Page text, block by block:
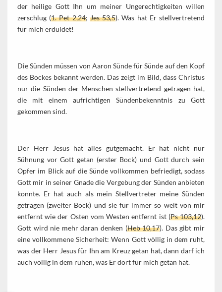
der heilige Gott Ihn um meiner Ungerechtigkeiten willen
zerschlug (1. Pet 2,24; Jes 53,5). Was hat Er stellvertretend
für mich erduldet!
Die Sünden müssen von Aaron Sünde für Sünde auf den Kopf
des Bockes bekannt werden. Das zeigt im Bild, dass Christus
nur die Sünden der Menschen stellvertretend getragen hat,
die mit einem aufrichtigen Sündenbekenntnis zu Gott
gekommen sind.
Der Herr Jesus hat alles gutgemacht. Er hat nicht nur
Sühnung vor Gott getan (erster Bock) und Gott durch sein
Opfer im Blick auf die Sünde vollkommen befriedigt, sodass
Gott mir in seiner Gnade die Vergebung der Sünden anbieten
konnte. Er hat auch als mein Stellvertreter meine Sünden
getragen (zweiter Bock) und sie für immer so weit von mir
entfernt wie der Osten vom Westen entfernt ist (Ps 103,12).
Gott wird nie mehr daran denken (Heb 10,17). Das gibt mir
eine vollkommene Sicherheit: Wenn Gott völlig in dem ruht,
was der Herr Jesus für Ihn am Kreuz getan hat, dann darf ich
auch völlig in dem ruhen, was Er dort für mich getan hat.